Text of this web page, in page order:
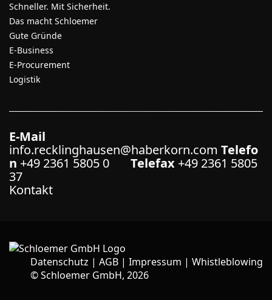
Schneller. Mit Sicherheit.
Das macht Schloemer
Gute Gründe
E-Business
E-Procurement
Logistik
E-Mail
info.recklinghausen@haberkorn.com Telefo
n +49 2361 5805 0 Telefax +49 2361 5805
37
Kontakt
Datenschutz | AGB | Impressum | Whistleblowing
©Schloemer GmbH, 2026